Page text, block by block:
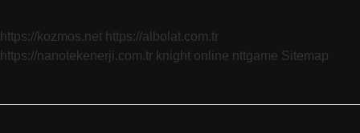
https://kozmos.net https://albolat.com.tr
https://nanotekenerji.com.tr knight online nttgame Sitemap